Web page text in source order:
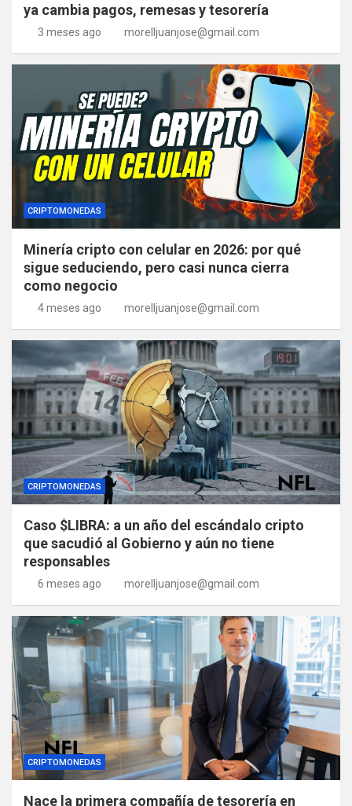
ya cambia pagos, remesas y tesorería
3 meses ago morelljuanjose@gmail.com
CRIPTOMONEDAS
Minería cripto con celular en 2026: por qué
sigue seduciendo, pero casi nunca cierra
como negocio
4 meses ago morelljuanjose@gmail.com
CRIPTOMONEDAS
Caso $LIBRA: a un año del escándalo cripto
que sacudió al Gobierno y aún no tiene
responsables
6 meses ago morelljuanjose@gmail.com
CRIPTOMONEDAS
Nace la primera compañía de tesorería en